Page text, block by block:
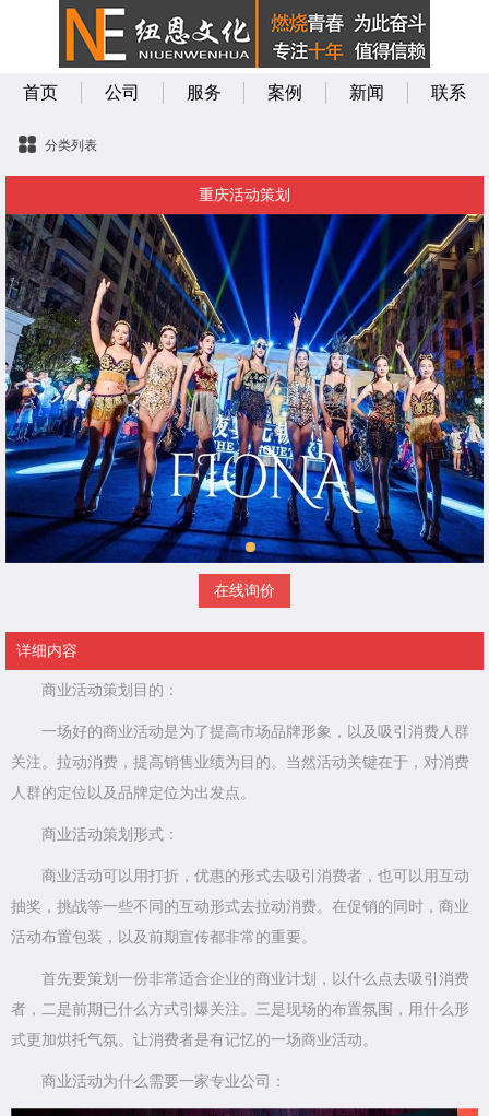
首页 公司 服务 案例 新闻 联系
分类列表
重庆活动策划
在线询价
详细内容
商业活动策划目的：
一场好的商业活动是为了提高市场品牌形象，以及吸引消费人群
关注。拉动消费，提高销售业绩为目的。当然活动关键在于，对消费
人群的定位以及品牌定位为出发点。
商业活动策划形式：
商业活动可以用打折，优惠的形式去吸引消费者，也可以用互动
抽奖，挑战等一些不同的互动形式去拉动消费。在促销的同时，商业
活动布置包装，以及前期宣传都非常的重要。
首先要策划一份非常适合企业的商业计划，以什么点去吸引消费
者，二是前期已什么方式引爆关注。三是现场的布置氛围，用什么形
式更加烘托气氛。让消费者是有记忆的一场商业活动。
商业活动为什么需要一家专业公司：